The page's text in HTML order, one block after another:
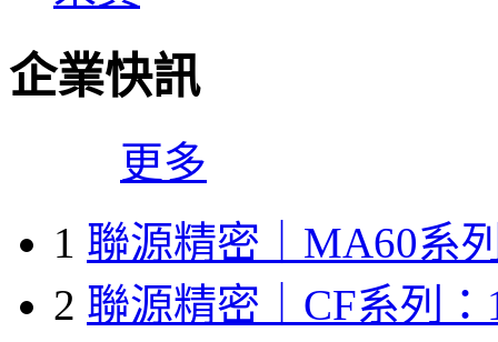
企業快訊
更多
1 聯源精密｜MA60系
2 聯源精密｜CF系列：